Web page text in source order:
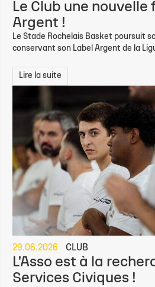
Le Club une nouvelle
Argent !
Le Stade Rochelais Basket poursuit
conservant son Label Argent de la
Lire la suite
29.06.2026 CLUB
L'Asso est à la
Services Civiques !